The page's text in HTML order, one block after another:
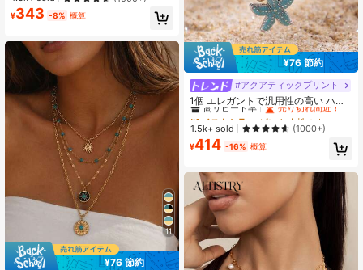
ト、ファッションビーチリゾートジ
ュエリー、デイリーウェアやビーチ
旅行、コテージコアスタイル、サマ
¥343 -8% 概算
11
¥76 節約
¥76 節約
#アクアティックプリント
1個 エレガントで汎用性の高い ハン
ドメイドパール、クリスタル、貝殻
ヒトデペンダント ステンレススチー
ルネックレス レディース向け、ビー
チ、パーティー、旅行、カジュアル
#1 ベストセラー
ピンク 女性のネックレス
高リピート率
売り切れ間近！
#1 ベストセラー
ピンク 女性のネックレス
高リピート率
売り切れ間近！
#1 ベストセラー
ピンク 女性のネックレス
高リピート率
売り切れ間近！
#1 ベストセラー
売り切れ間近！
1.5k+ sold (1000+)
¥414 -16% 概算